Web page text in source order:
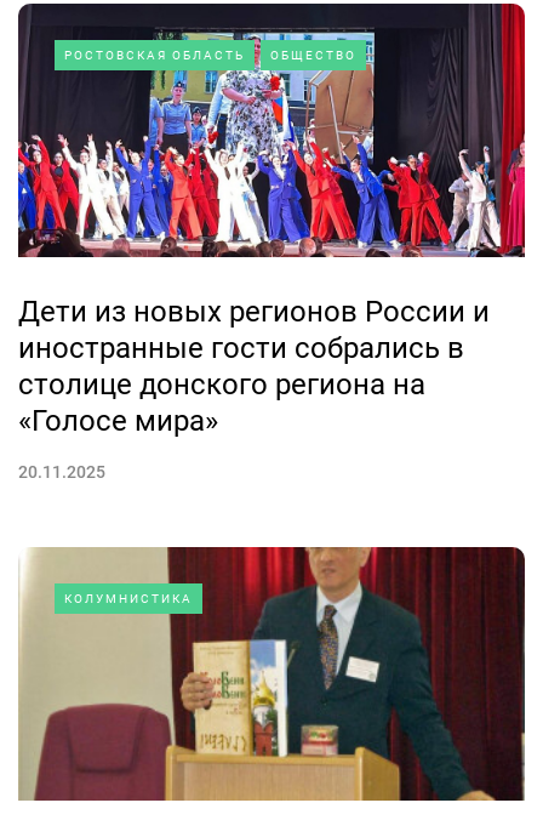
РОСТОВСКАЯ ОБЛАСТЬ ОБЩЕСТВО
Дети из новых регионов России и
иностранные гости собрались в
столице донского региона на
«Голосе мира»
20.11.2025
КОЛУМНИСТИКА